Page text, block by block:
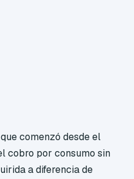
comenzó desde el
cobro por consumo sin
a diferencia de